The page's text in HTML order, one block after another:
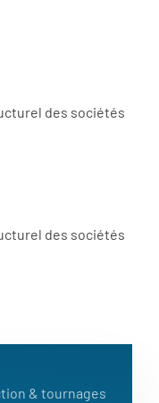
des sociétés
des sociétés
& tournages